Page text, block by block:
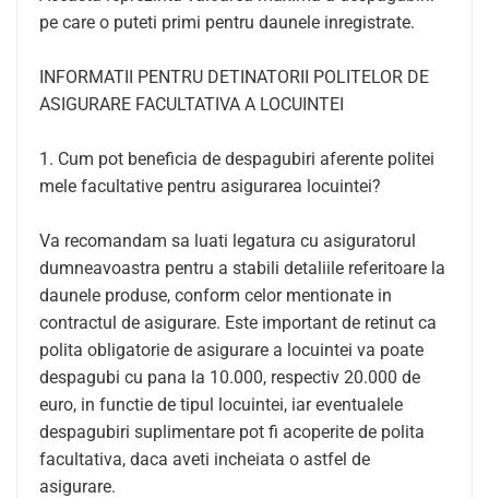
pe care o puteti primi pentru daunele inregistrate.
INFORMATII PENTRU DETINATORII POLITELOR DE
ASIGURARE FACULTATIVA A LOCUINTEI
1. Cum pot beneficia de despagubiri aferente politei
mele facultative pentru asigurarea locuintei?
Va recomandam sa luati legatura cu asiguratorul
dumneavoastra pentru a stabili detaliile referitoare la
daunele produse, conform celor mentionate in
contractul de asigurare. Este important de retinut ca
polita obligatorie de asigurare a locuintei va poate
despagubi cu pana la 10.000, respectiv 20.000 de
euro, in functie de tipul locuintei, iar eventualele
despagubiri suplimentare pot fi acoperite de polita
facultativa, daca aveti incheiata o astfel de
asigurare.